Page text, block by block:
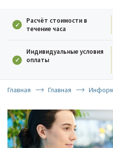
Расчёт стоимости в
течение часа
Индивидуальные условия
оплаты
Главная Главная